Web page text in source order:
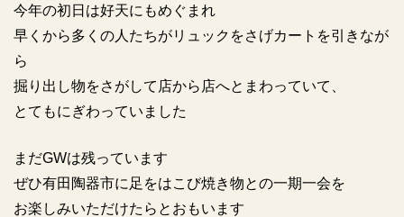
今年の初日は好天にもめぐまれ
早くから多くの人たちがリュックをさげカートを引きなが
ら
掘り出し物をさがして店から店へとまわっていて、
とてもにぎわっていました
まだGWは残っています
ぜひ有田陶器市に足をはこび焼き物との一期一会を
お楽しみいただけたらとおもいます